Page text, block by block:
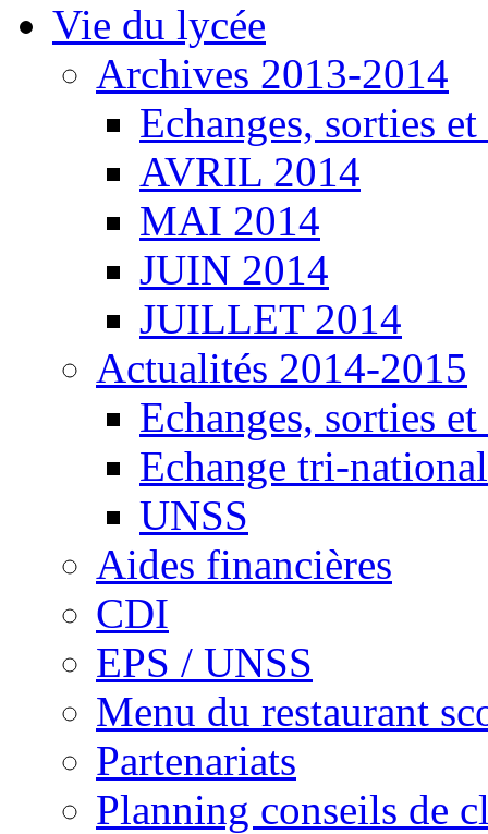
Vie du lycée
Archives 2013-2014
Echanges, sorties
AVRIL 2014
MAI 2014
JUIN 2014
JUILLET 2014
Actualités 2014-2015
Echanges, sorties
Echange tri-national
UNSS
Aides financières
CDI
EPS / UNSS
Menu du restaurant
Partenariats
Planning conseils de